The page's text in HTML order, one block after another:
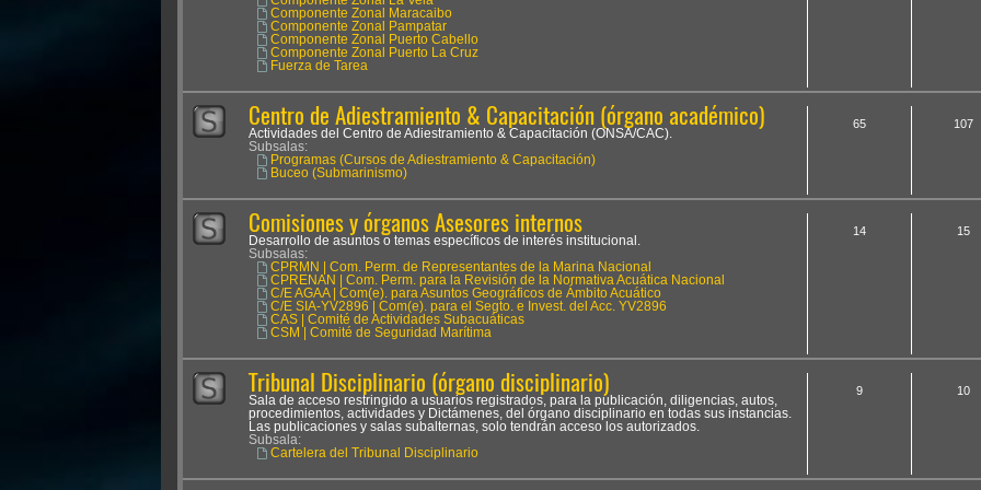
Componente Zonal Maracaibo
Componente Zonal Pampatar
Componente Zonal Puerto Cabello
Componente Zonal Puerto La Cruz
Fuerza de Tarea
Centro de Adiestramiento & Capacitación (órgano académico)
Actividades del Centro de Adiestramiento & Capacitación (ONSA/CAC).
Subsalas:
Programas (Cursos de Adiestramiento & Capacitación)
Buceo (Submarinismo)
65 107
Comisiones y órganos Asesores internos
Desarrollo de asuntos o temas específicos de interés institucional.
Subsalas:
CPRMN | Com. Perm. de Representantes de la Marina Nacional
CPRENAN | Com. Perm. para la Revisión de la Normativa Acuática Nacional
C/E AGAA | Com(e). para Asuntos Geográficos de Ámbito Acuático
C/E SIA-YV2896 | Com(e). para el Segto. e Invest. del Acc. YV2896
CAS | Comité de Actividades Subacuáticas
CSM | Comité de Seguridad Marítima
14 15
Tribunal Disciplinario (órgano disciplinario)
Sala de acceso restringido a usuarios registrados, para la publicación, diligencias, autos,
procedimientos, actividades y Dictámenes, del órgano disciplinario en todas sus instancias.
Las publicaciones y salas subalternas, solo tendrán acceso los autorizados.
Subsala:
Cartelera del Tribunal Disciplinario
9 10